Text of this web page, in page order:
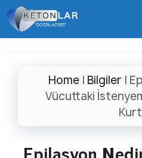
İçeriğe
atla
Home| Bilgiler |
Vücuttaki
Epilasyon